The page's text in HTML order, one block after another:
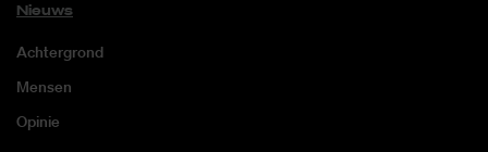
Nieuws
Achtergrond
Mensen
Opinie